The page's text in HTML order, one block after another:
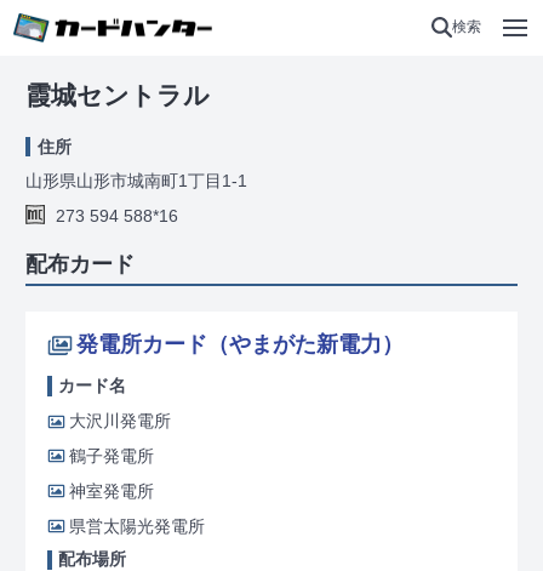
検索
霞城セントラル
住所
山形県山形市城南町1丁目1-1
273 594 588*16
配布カード
発電所カード（やまがた新電力）
カード名
大沢川発電所
鶴子発電所
神室発電所
県営太陽光発電所
配布場所